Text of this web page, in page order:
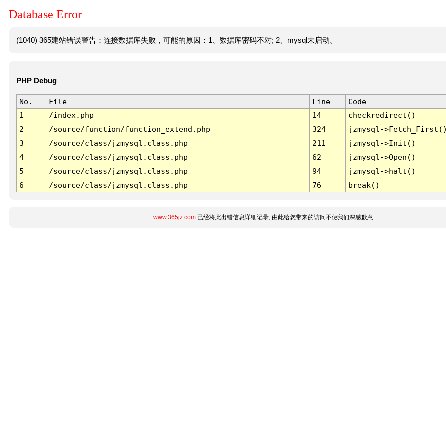
Database Error
(1040) 365建站错误警告：连接数据库失败，可能的原因：1、数据库密码不对; 2、mysql未启动。
PHP Debug
No. File Line
Code
1
/index.php 14
checkredirect()
2
/source/function/function_extend.php 324
jzmysql-
3
/source/class/jzmysql.class.php 211
jzmysql->Init()
4
/source/class/jzmysql.class.php 62
jzmysql->Open()
5
/source/class/jzmysql.class.php 94
jzmysql->halt()
6
/source/class/jzmysql.class.php 76 break()
www.365jz.com已经将此出错信息详细记录, 由此给您带来的访问不便我们深感歉意.